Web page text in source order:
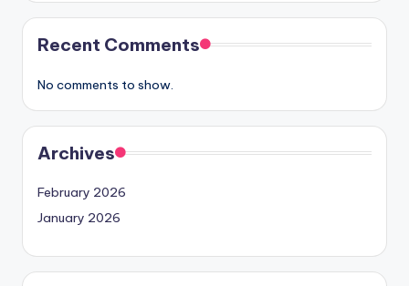
Recent Comments
No comments to show.
Archives
February 2026
January 2026